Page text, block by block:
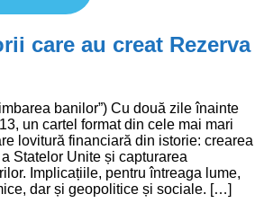
care au creat Rezerva
banilor”) Cu două zile înainte
un cartel format din cele mai mari
lovitură financiară din istorie: crearea
Statelor Unite și capturarea
Implicațiile, pentru întreaga lume,
dar și geopolitice și sociale. […]